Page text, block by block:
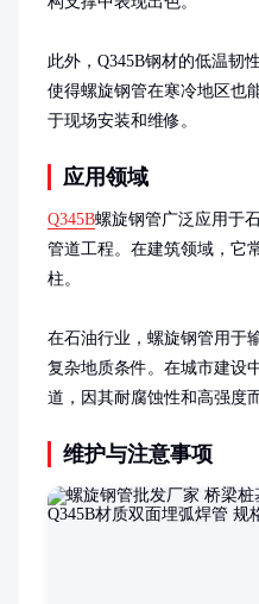
此外，Q345B钢材的低温韧
使得螺旋钢管在寒冷地区也
于现场安装和维修。
应用领域
Q345B螺旋钢管广泛应用于
管道工程。在建筑领域，它
柱。
在石油行业，螺旋钢管用于
复杂地质条件。在城市建设
道，因其耐腐蚀性和高强度
维护与注意事项